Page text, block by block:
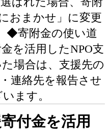
おまかせ」に変更
◆寄附金の使い道
を活用したNPO支
場合は、支援先の
連絡先を報告させ
ます。
付金を活用